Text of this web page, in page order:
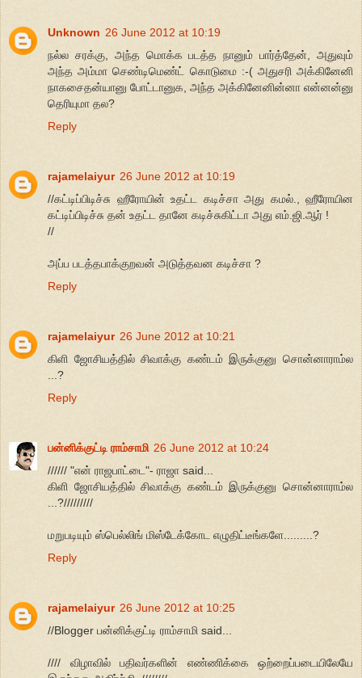
Unknown 26 June 2012 at 10:19
நல்ல சரக்கு, அந்த மொக்க படத்த நானும் பார்த்தேன், அதுவும்
அந்த அம்மா செண்டிமெண்ட் கொடுமை :-( அதுசரி அக்கினேனி
நாகசைதன்யானு போட்டானுக, அந்த அக்கினேனின்னா என்னன்னு
தெரியுமா தல?
Reply
rajamelaiyur 26 June 2012 at 10:19
//கட்டிப்பிடிச்சு ஹீரோயின் உதட்ட கடிச்சா அது கமல்., ஹீரோயின
கட்டிப்பிடிச்சு தன் உதட்ட தானே கடிச்சுகிட்டா அது எம்.ஜி.ஆர் !
//
அப்ப படத்தபாக்குறவன் அடுத்தவன கடிச்சா ?
Reply
rajamelaiyur 26 June 2012 at 10:21
கிளி ஜோசியத்தில் சிவாக்கு கண்டம் இருக்குனு சொன்னாராம்ல
...?
Reply
பன்னிக்குட்டி ராம்சாமி 26 June 2012 at 10:24
////// "என் ராஜபாட்டை"- ராஜா said...
கிளி ஜோசியத்தில் சிவாக்கு கண்டம் இருக்குனு சொன்னாராம்ல
...?/////////
மறுபடியும் ஸ்பெல்லிங் மிஸ்டேக்கோட எழுதிட்டீங்களே.........?
Reply
rajamelaiyur 26 June 2012 at 10:25
//Blogger பன்னிக்குட்டி ராம்சாமி said...
//// விழாவில் பதிவர்களின் எண்ணிக்கை ஒற்றைப்படையிலேயே